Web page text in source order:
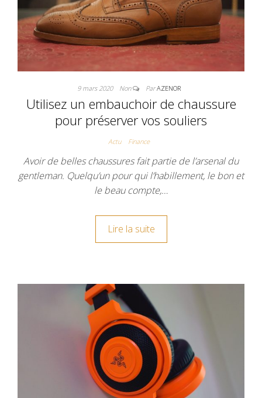
9 mars 2020 Non ParAZENOR
Utilisez un embauchoir de chaussure
pour préserver vos souliers
Actu Finance
Avoir de belles chaussures fait partie de l’arsenal du
gentleman. Quelqu’un pour qui l’habillement, le bon et
le beau compte,…
Lire la suite